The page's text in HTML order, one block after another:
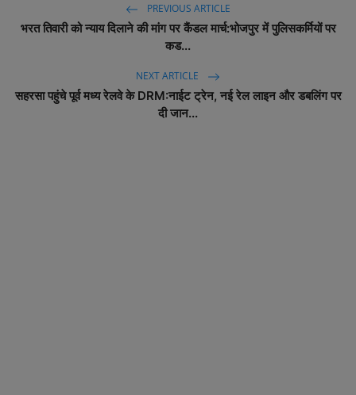
PREVIOUS ARTICLE
भरत तिवारी को न्याय दिलाने की मांग पर कैंडल मार्च:भोजपुर में पुलिसकर्मियों पर
कड...
NEXT ARTICLE
सहरसा पहुंचे पूर्व मध्य रेलवे के DRM:नाईट ट्रेन, नई रेल लाइन और डबलिंग पर
दी जान...